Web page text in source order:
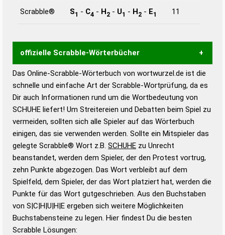
Scrabble® S1 - C4 - H2 - U1 - H2 - E1 11
offizielle Scrabble-Wörterbücher
Wortwurzel liefert mit Hilfe eines semantischen
Wortanalyse-Algorithmus gute Anhaltspunkte zu
Wortbedeutung, Worttrennung und Wortform, um die
Gültigkeit eines Wortes für das Scrabble-Spiel zu
bestimmen!
zugelassene Turnier Scrabble-
Wörterbücher sind:
Duden – Standardwerk in 12 Bänden
Duden – Richtiges und gutes
Deutsch
Duden – Die deutsche Grammatik
Duden – Deutsches
Das Online-Scrabble-Wörterbuch von wortwurzel.de ist die
schnelle und einfache Art der Scrabble-Wortprüfung, da es
Dir auch Informationen rund um die Wortbedeutung von
SCHUHE liefert! Um Streitereien und Debatten beim Spiel zu
vermeiden, sollten sich alle Spieler auf das Wörterbuch
einigen, das sie verwenden werden. Sollte ein Mitspieler das
gelegte Scrabble® Wort z.B. SCHUHE zu Unrecht
beanstandet, werden dem Spieler, der den Protest vortrug,
zehn Punkte abgezogen. Das Wort verbleibt auf dem
Spielfeld, dem Spieler, der das Wort platziert hat, werden die
Punkte für das Wort gutgeschrieben. Aus den Buchstaben
von S|C|H|U|H|E ergeben sich weitere Möglichkeiten
Buchstabensteine zu legen. Hier findest Du die besten
Scrabble Lösungen: